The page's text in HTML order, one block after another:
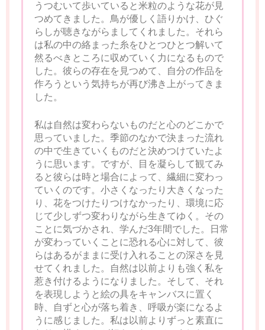
うつむいて歩いていると米粒のような花が見
つめてきました。鳥が優しく語りかけ、ひぐ
らしが聴きながらましてくれました。それら
は私の中の絡まった糸をひとつひとつ解いて
然るべきところに収めていく力になるもので
した。彼らの存在を見つめて、自分の作品を
作ろうという気持ちが再び沸き上がってきま
した。
私は自然は変わらないものだと心のどこかで
思っていました。季節のなかで決まった流れ
の中で生きていくものだと決めつけていたよ
うに思います。ですが、目を凝らして観てみ
ると彼らは時と場合によって、繊細に変わっ
ていくのです。小さくなったり大きくなった
り、花をつけたりつけなかったり、環境に応
じて少しずつ変わりながら生きてゆく。その
ことに気づかされ、学んだ3年間でした。日常
が変わっていくことに恐れる心に対して、彼
らはあるがままに受け入れることの深さを見
せてくれました。自然は以前よりも強く私を
惹き付けるようになりました。そして、それ
を表現しようと絵の具をキャンバスに置く
時、自ずと心が落ち着き、呼吸が楽になるよ
うに感じました。私は以前よりずっと素直に